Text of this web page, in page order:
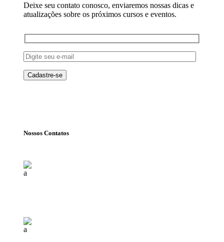
Deixe seu contato conosco, enviaremos nossas dicas e
atualizações sobre os próximos cursos e eventos.
Nossos Contatos